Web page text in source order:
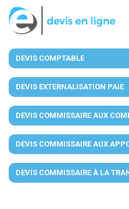
DEVIS COMPTABLE
DEVIS EXTERNALISATION PAIE
DEVIS COMMISSAIRE AUX
DEVIS COMMISSAIRE AUX
DEVIS COMMISSAIRE À LA